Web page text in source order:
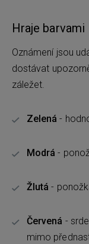
Hraje barvami
Oznámení jsou
dostávat
záležet.
Zelená -
Modrá -
Žlutá -
Červená -
mimo